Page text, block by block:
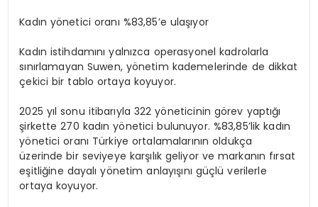
Kadın yönetici oranı %83,85’e ulaşıyor
Kadın istihdamını yalnızca operasyonel kadrolarla
sınırlamayan Suwen, yönetim kademelerinde de dikkat
çekici bir tablo ortaya koyuyor.
2025 yıl sonu itibarıyla 322 yöneticinin görev yaptığı
şirkette 270 kadın yönetici bulunuyor. %83,85’lik kadın
yönetici oranı Türkiye ortalamalarının oldukça
üzerinde bir seviyeye karşılık geliyor ve markanın fırsat
eşitliğine dayalı yönetim anlayışını güçlü verilerle
ortaya koyuyor.